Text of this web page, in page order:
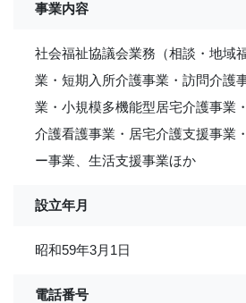
事業内容
社会福祉協議会業務（相談・地域
業・短期入所介護事業・訪問介護
業・小規模多機能型居宅介護事業
介護看護事業・居宅介護支援事業
ー事業、生活支援事業ほか
設立年月
昭和59年3月1日
電話番号